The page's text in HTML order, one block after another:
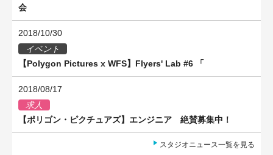
会
2018/10/30
イベント
【Polygon Pictures x WFS】Flyers' Lab #6 「
2018/08/17
求人
【ポリゴン・ピクチュアズ】エンジニア 絶賛募集中！
スタジオニュース一覧を見る